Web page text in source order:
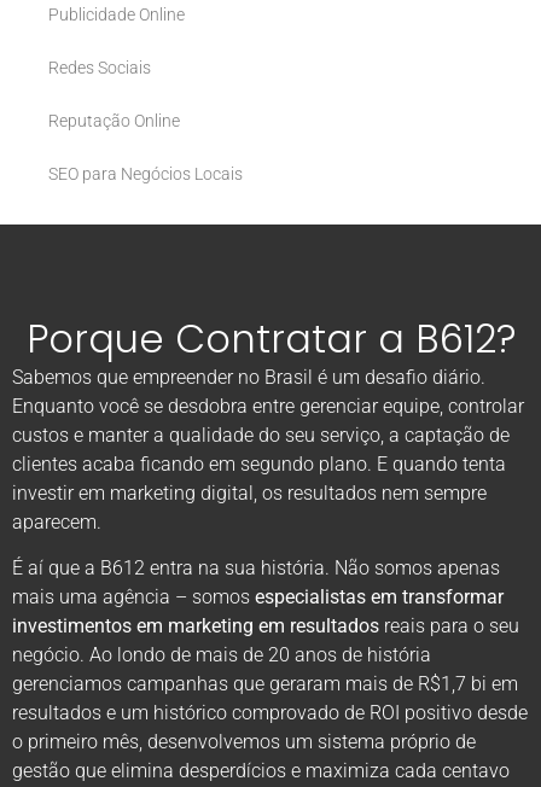
Publicidade Online
Redes Sociais
Reputação Online
SEO para Negócios Locais
Porque Contratar a B612?
Sabemos que empreender no Brasil é um desafio diário.
Enquanto você se desdobra entre gerenciar equipe, controlar
custos e manter a qualidade do seu serviço, a captação de
clientes acaba ficando em segundo plano. E quando tenta
investir em marketing digital, os resultados nem sempre
aparecem.
É aí que a B612 entra na sua história. Não somos apenas
mais uma agência – somos especialistas em transformar
investimentos em marketing em resultados reais para o seu
negócio. Ao londo de mais de 20 anos de história
gerenciamos campanhas que geraram mais de R$1,7 bi em
resultados e um histórico comprovado de ROI positivo desde
o primeiro mês, desenvolvemos um sistema próprio de
gestão que elimina desperdícios e maximiza cada centavo